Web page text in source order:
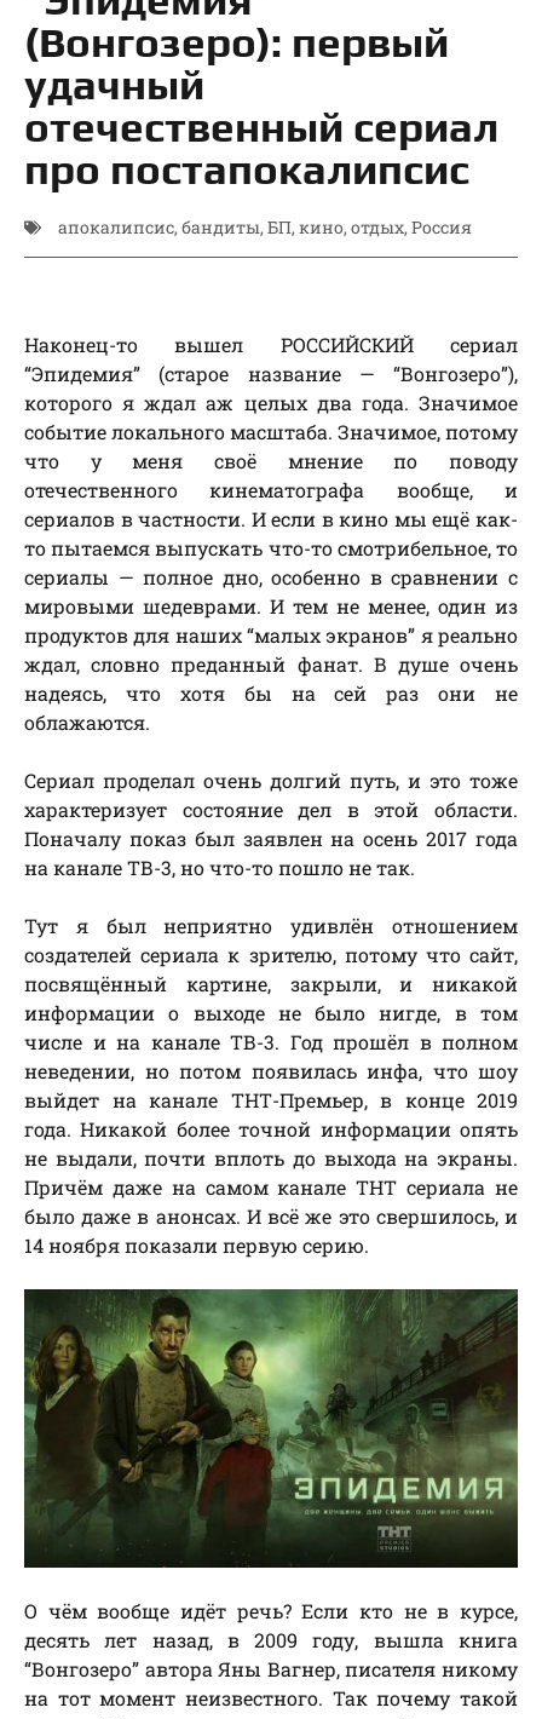
(Вонгозеро): первый
удачный
отечественный сериал
про постапокалипсис
апокалипсис, бандиты, БП, кино, отдых, Россия
Наконец-то вышел РОССИЙСКИЙ сериал
“Эпидемия” (старое название — “Вонгозеро”),
которого я ждал аж целых два года. Значимое
событие локального масштаба. Значимое, потому
что у меня своё мнение по поводу
отечественного кинематографа вообще, и
сериалов в частности. И если в кино мы ещё как-
то пытаемся выпускать что-то смотрибельное, то
сериалы — полное дно, особенно в сравнении с
мировыми шедеврами. И тем не менее, один из
продуктов для наших “малых экранов” я реально
ждал, словно преданный фанат. В душе очень
надеясь, что хотя бы на сей раз они не
облажаются.
Сериал проделал очень долгий путь, и это тоже
характеризует состояние дел в этой области.
Поначалу показ был заявлен на осень 2017 года
на канале ТВ-3, но что-то пошло не так.
Тут я был неприятно удивлён отношением
создателей сериала к зрителю, потому что сайт,
посвящённый картине, закрыли, и никакой
информации о выходе не было нигде, в том
числе и на канале ТВ-3. Год прошёл в полном
неведении, но потом появилась инфа, что шоу
выйдет на канале ТНТ-Премьер, в конце 2019
года. Никакой более точной информации опять
не выдали, почти вплоть до выхода на экраны.
Причём даже на самом канале ТНТ сериала не
было даже в анонсах. И всё же это свершилось, и
14 ноября показали первую серию.
О чём вообще идёт речь? Если кто не в курсе,
десять лет назад, в 2009 году, вышла книга
“Вонгозеро” автора Яны Вагнер, писателя никому
на тот момент неизвестного. Так почему такой